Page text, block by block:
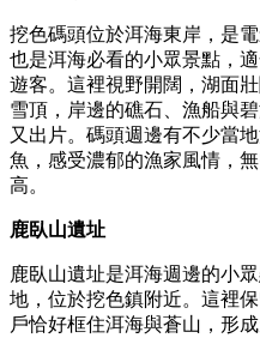
挖色碼頭位於洱海東岸，是
也是洱海必看的小眾景點，
遊客。這裡視野開闊，湖面
雪頂，岸邊的礁石、漁船與
又出片。碼頭週邊有不少當
魚，感受濃郁的漁家風情，
高。
鹿臥山遺址
鹿臥山遺址是洱海週邊的小
地，位於挖色鎮附近。這裡
戶恰好框住洱海與蒼山，形